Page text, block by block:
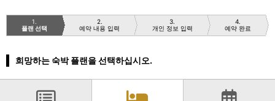
1
플랜 선택
2
예약 내용 입력
3
개인 정보 입력
4
예약 완료
희망하는 숙박 플랜을 선택하십시오.